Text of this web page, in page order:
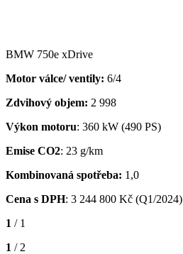
BMW 750e xDrive
Motor válce/ ventily: 6/4
Zdvihový objem: 2 998
Výkon motoru: 360 kW (490 PS)
Emise CO2: 23 g/km
Kombinovaná spotřeba: 1,0
Cena s DPH: 3 244 800 Kč (Q1/2024)
1 / 1
1 / 2